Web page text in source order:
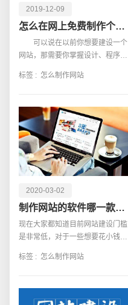
2019-12-09
怎么在网上免费制作个人网站？
可以说在以前你想要建设一个
网站，那需要你掌握设计、程序、
随着网站制作技术更新，如今没有
标签 : 怎么制作网站
2020-03-02
制作网站的软件哪一款软件比较好？
现在大家都知道目前网站建设门槛
是非常低，对于一些想要花小钱就
适制作网站软件是非常重要，最近
款比较好，其实对于想
标签 : 怎么制作网站
电话